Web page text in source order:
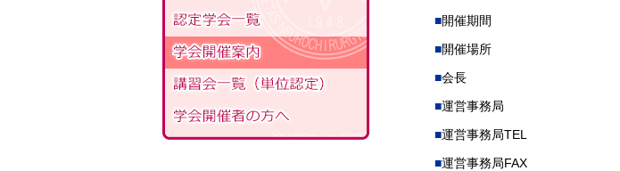
開催期間
開催場所
会長
運営事務局
運営事務局TEL
運営事務局FAX